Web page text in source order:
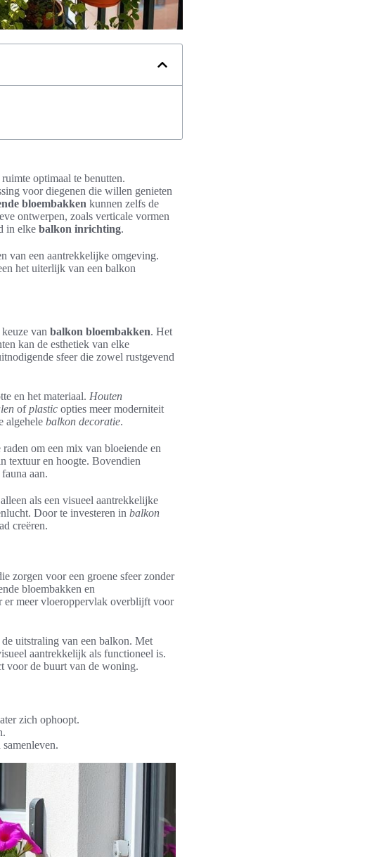
optimaal te benutten.
voor diegenen die willen genieten
bloembakken kunnen zelfs de
ontwerpen, zoals verticale vormen
in elke balkon inrichting.
van een aantrekkelijke omgeving.
het uiterlijk van een balkon
van balkon bloembakken. Het
kan de esthetiek van elke
sfeer die zowel rustgevend
en het materiaal. Houten
ofplastic opties meer moderniteit
algehele balkon decoratie.
raden om een mix van bloeiende en
textuur en hoogte. Bovendien
aan.
als een visueel aantrekkelijke
Door te investeren in balkon
creëren.
zorgen voor een groene sfeer zonder
bloembakken en
er meer vloeroppervlak overblijft voor
uitstraling van een balkon. Met
aantrekkelijk als functioneel is.
voor de buurt van de woning.
zich ophoopt.